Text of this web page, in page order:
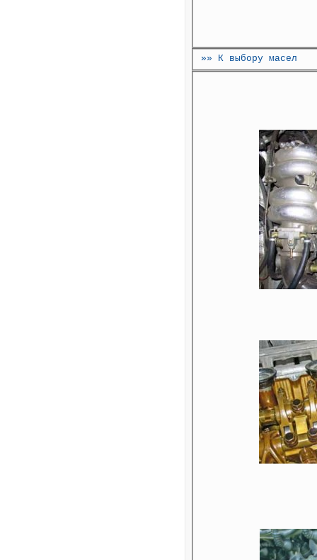
»» К выбору масел